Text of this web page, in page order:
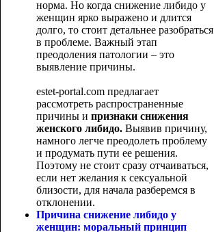
норма. Но когда снижение либидо у
женщин ярко выражено и длится
долго, то стоит детальнее разобраться
в проблеме. Важный этап
преодоления патологии – это
выявление причины.
estet-portal.com предлагает
рассмотреть распространенные
причины и признаки снижения
женского либидо.Выявив причину,
намного легче преодолеть проблему
и продумать пути ее решения.
Поэтому не стоит сразу отчаиваться,
если нет желания к сексуальной
близости, для начала разберемся в
отклонении.
Причина снижение либидо у
женщин: моральный принцип